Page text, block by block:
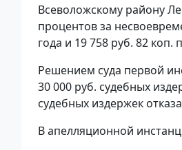
Всеволожскому району
процентов за
года и 19 758 руб. 82
Решением суда первой
30 000 руб. судебных
судебных издержек
В апелляционной